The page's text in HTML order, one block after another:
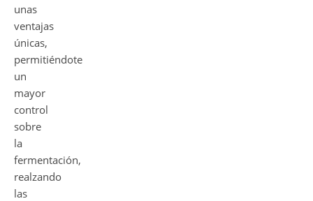
unas
ventajas
únicas,
permitiéndote
un
mayor
control
sobre
la
fermentación,
realzando
las